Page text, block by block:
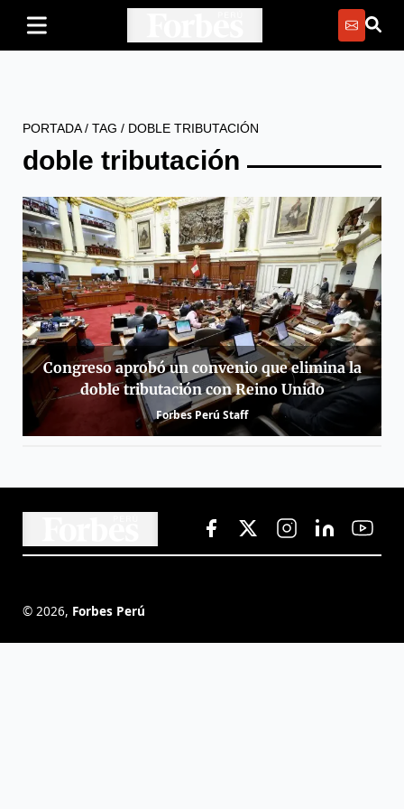
PORTADA/ TAG / DOBLE TRIBUTACIÓN
doble tributación
Congreso aprobó un convenio que elimina la
doble tributación con Reino Unido
Forbes Perú Staff
© 2026, Forbes Perú